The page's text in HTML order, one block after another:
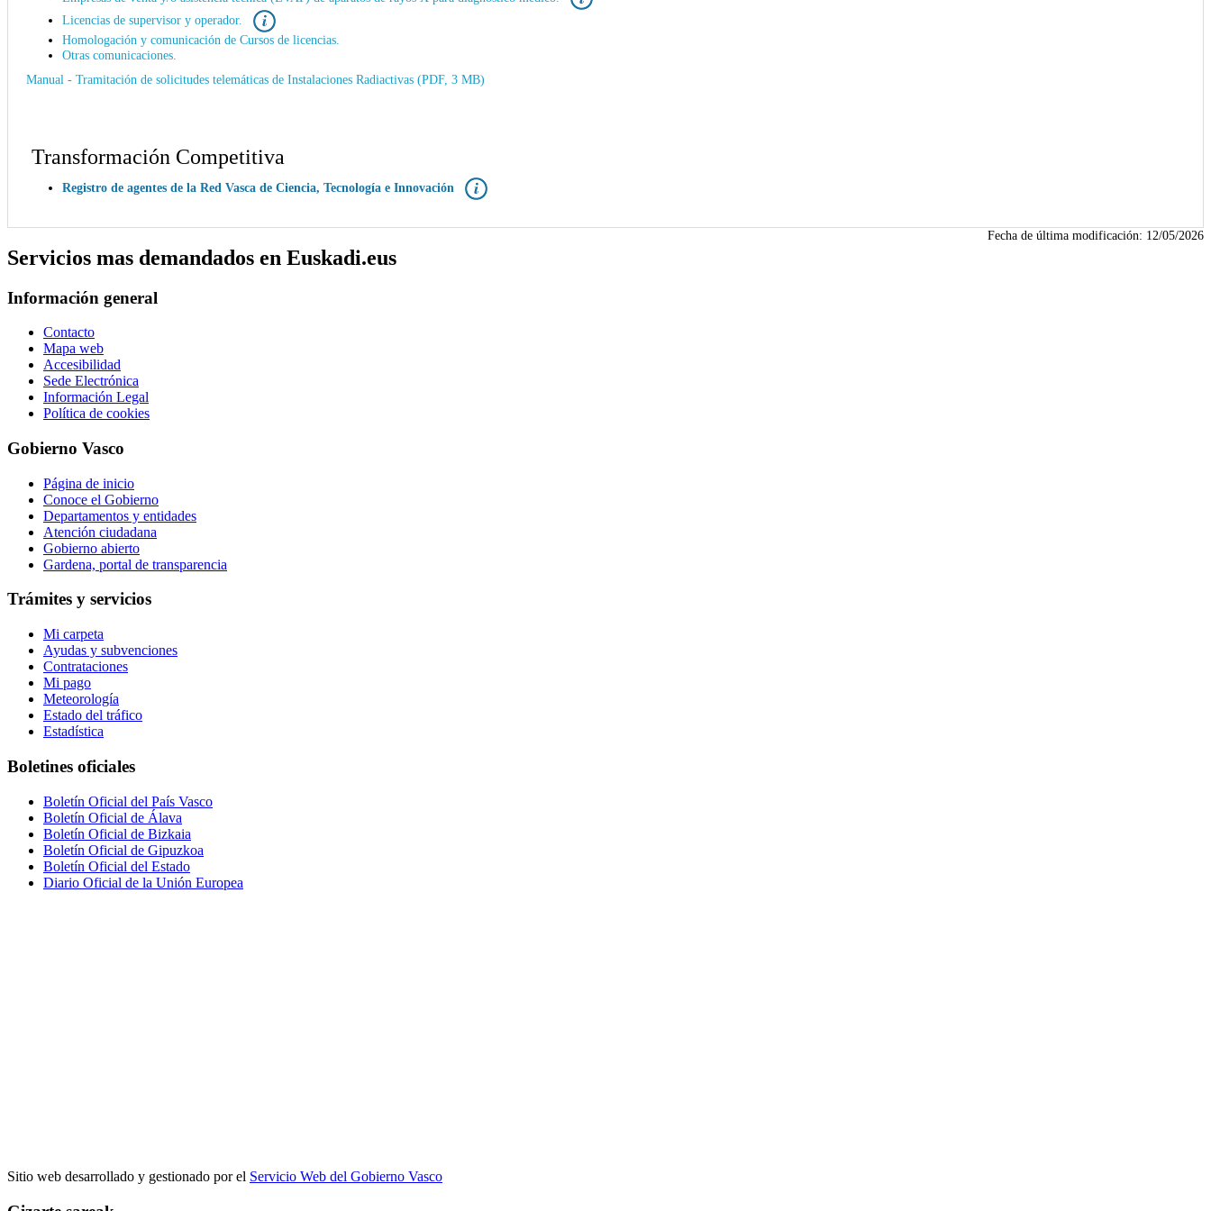
Licencias de supervisor y operador.
Homologación y comunicación de Cursos de licencias.
Otras comunicaciones.
Manual - Tramitación de solicitudes telemáticas de Instalaciones Radiactivas (PDF, 3 MB)
Transformación Competitiva
Registro de agentes de la Red Vasca de Ciencia, Tecnología e Innovación
Fecha de última modificación: 12/05/2026
Servicios mas demandados en Euskadi.eus
Información general
Contacto
Mapa web
Accesibilidad
Sede Electrónica
Información Legal
Política de cookies
Gobierno Vasco
Página de inicio
Conoce el Gobierno
Departamentos y entidades
Atención ciudadana
Gobierno abierto
Gardena, portal de transparencia
Trámites y servicios
Mi carpeta
Ayudas y subvenciones
Contrataciones
Mi pago
Meteorología
Estado del tráfico
Estadística
Boletines oficiales
Boletín Oficial del País Vasco
Boletín Oficial de Álava
Boletín Oficial de Bizkaia
Boletín Oficial de Gipuzkoa
Boletín Oficial del Estado
Diario Oficial de la Unión Europea
Sitio web desarrollado y gestionado por el Servicio Web del Gobierno Vasco